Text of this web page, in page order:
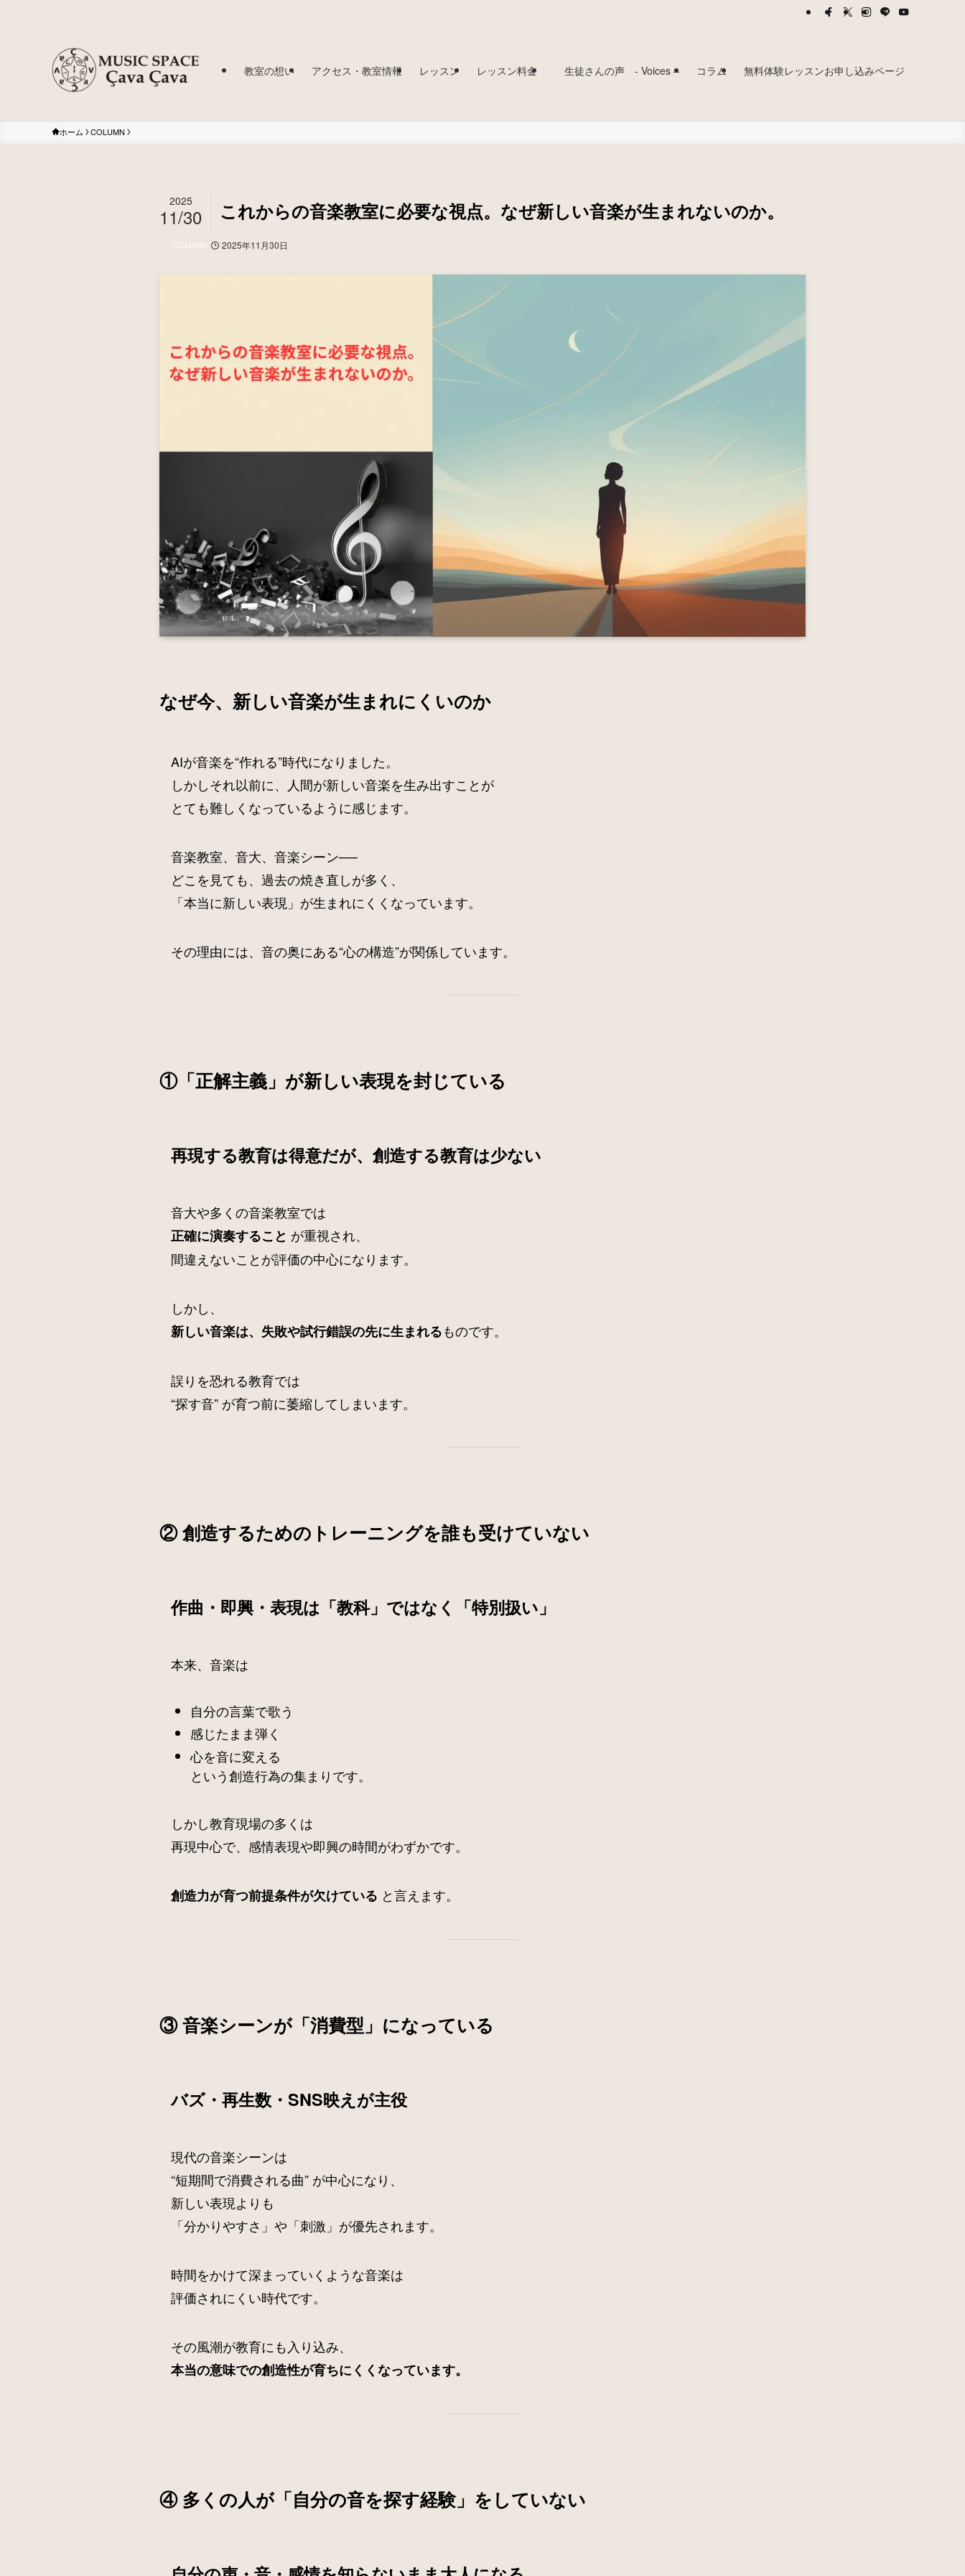
教室の想い アクセス・教室情報 レッスン レッスン料金 生徒さんの声 - Voices – コラム 無料体験レッスンお申し込みページ
ホーム COLUMN
これからの音楽教室に必要な視点。なぜ新しい音楽が生まれないのか。
2025
11/30
COLUMN 2025年11月30日
なぜ今、新しい音楽が生まれにくいのか
AIが音楽を“作れる”時代になりました。
しかしそれ以前に、人間が新しい音楽を生み出すことが
とても難しくなっているように感じます。
音楽教室、音大、音楽シーン──
どこを見ても、過去の焼き直しが多く、
「本当に新しい表現」が生まれにくくなっています。
その理由には、音の奥にある“心の構造”が関係しています。
①「正解主義」が新しい表現を封じている
再現する教育は得意だが、創造する教育は少ない
音大や多くの音楽教室では
正確に演奏すること が重視され、
間違えないことが評価の中心になります。
しかし、
新しい音楽は、失敗や試行錯誤の先に生まれるものです。
誤りを恐れる教育では
“探す音” が育つ前に萎縮してしまいます。
② 創造するためのトレーニングを誰も受けていない
作曲・即興・表現は「教科」ではなく「特別扱い」
本来、音楽は
自分の言葉で歌う
感じたまま弾く
心を音に変える
という創造行為の集まりです。
しかし教育現場の多くは
再現中心で、感情表現や即興の時間がわずかです。
創造力が育つ前提条件が欠けている と言えます。
③ 音楽シーンが「消費型」になっている
バズ・再生数・SNS映えが主役
現代の音楽シーンは
“短期間で消費される曲” が中心になり、
新しい表現よりも
「分かりやすさ」や「刺激」が優先されます。
時間をかけて深まっていくような音楽は
評価されにくい時代です。
その風潮が教育にも入り込み、
本当の意味での創造性が育ちにくくなっています。
④ 多くの人が「自分の音を探す経験」をしていない